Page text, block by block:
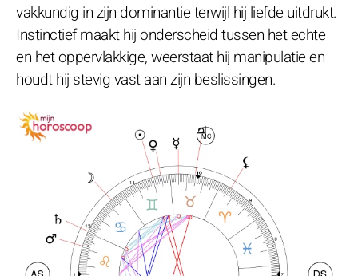
vakkundig in zijn dominantie terwijl hij liefde uitdrukt.
Instinctief maakt hij onderscheid tussen het echte
en het oppervlakkige, weerstaat hij manipulatie en
houdt hij stevig vast aan zijn beslissingen.